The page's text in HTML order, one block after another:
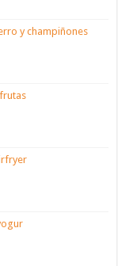
y champiñones